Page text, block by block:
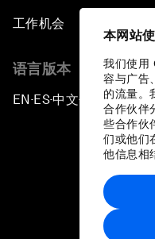
本网站
我们使用
容与广告
的流量。
合作伙伴
些合作伙
们或他们
他信息相
工作机会
语言版本
EN ▪ES▪中文▪ 日本語